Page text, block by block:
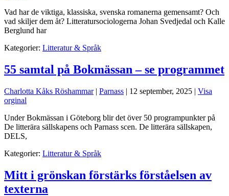
Vad har de viktiga, klassiska, svenska romanerna gemensamt? Och
vad skiljer dem åt? Litteratursociologerna Johan Svedjedal och Kalle
Berglund har
Kategorier: Litteratur & Språk
55 samtal på Bokmässan – se programmet
Charlotta Kåks Röshammar | Parnass | 12 september, 2025 | Visa
orginal
Under Bokmässan i Göteborg blir det över 50 programpunkter på
De litterära sällskapens och Parnass scen. De litterära sällskapen,
DELS,
Kategorier: Litteratur & Språk
Mitt i grönskan förstärks förståelsen av
texterna